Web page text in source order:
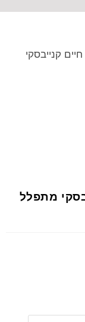
חיים קנייבסקי
מתפלל